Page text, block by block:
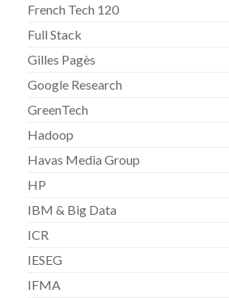
French Tech 120
Full Stack
Gilles Pagès
Google Research
GreenTech
Hadoop
Havas Media Group
HP
IBM & Big Data
ICR
IESEG
IFMA